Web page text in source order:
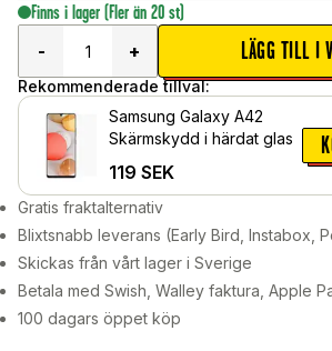
Finns i lager (Fler än 20 st)
-
+ LÄGG TILL I
Rekommenderade tillval:
Samsung Galaxy A42
Skärmskydd i härdat glas
119 SEK
Gratis fraktalternativ
Blixtsnabb leverans (Early Bird, Instabox,
Skickas från vårt lager i Sverige
Betala med Swish, Walley faktura, Apple
100 dagars öppet köp